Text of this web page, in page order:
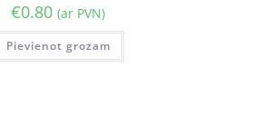
€0.80 (ar PVN)
Pievienot grozam